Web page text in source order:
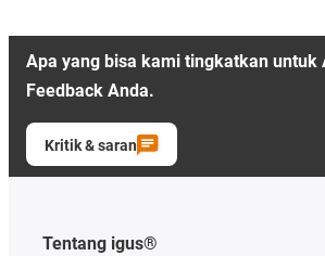
Apa yang bisa kami tingkatkan untuk
Feedback Anda.
Kritik & saran
Tentang igus®